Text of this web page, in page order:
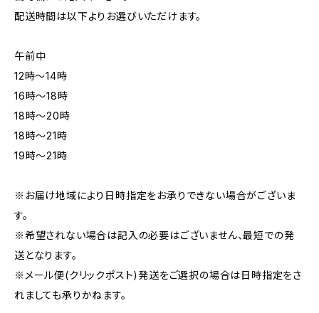
配送時間は以下よりお選びいただけます。
午前中
12時〜14時
16時〜18時
18時〜20時
18時〜21時
19時〜21時
※お届け地域により日時指定をお承りできない場合がございま
す。
※希望されない場合は記入の必要はございません、最短での発
送となります。
※メール便(クリックポスト)発送をご選択の場合は日時指定をさ
れましても承りかねます。